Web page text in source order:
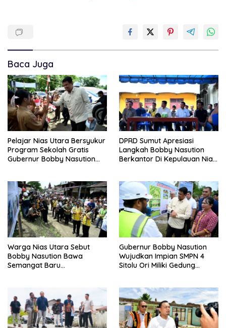
Baca Juga
Pelajar Nias Utara Bersyukur
Program Sekolah Gratis
Gubernur Bobby Nasution
DPRD Sumut Apresiasi
Langkah Bobby Nasution
Berkantor Di Kepulauan Nias,
Warga Nias Utara Sebut
Bobby Nasution Bawa
Semangat Baru
Gubernur Bobby Nasution
Wujudkan Impian SMPN 4
Sitolu Ori Miliki Gedung